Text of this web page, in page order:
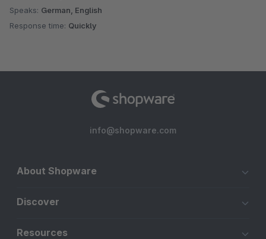
Speaks: German, English
Response time: Quickly
info@shopware.com
About Shopware
Discover
Resources